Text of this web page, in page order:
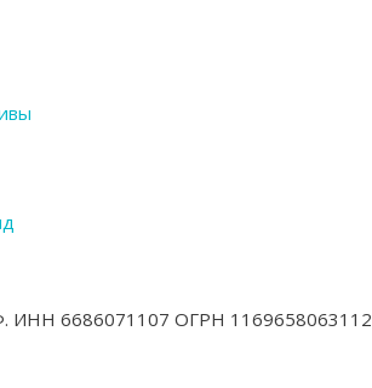
ИНН 6686071107 ОГРН 1169658063112